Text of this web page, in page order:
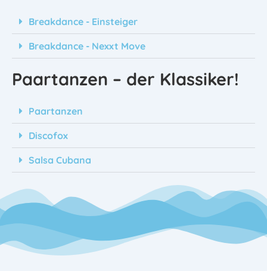
Breakdance - Einsteiger
Breakdance - Nexxt Move
Paartanzen – der Klassiker!
Paartanzen
Discofox
Salsa Cubana